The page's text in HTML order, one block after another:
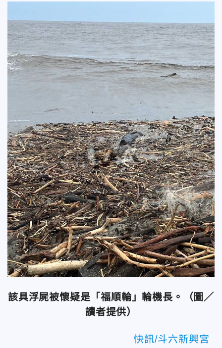
該具浮屍被懷疑是「福順輪」輪機長。（圖／
讀者提供）
快訊/斗六新興宮